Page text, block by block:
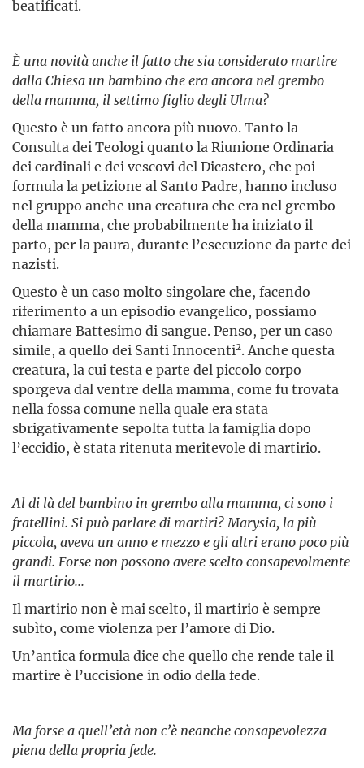
beatificati.
È una novità anche il fatto che sia considerato martire
dalla Chiesa un bambino che era ancora nel grembo
della mamma, il settimo figlio degli Ulma?
Questo è un fatto ancora più nuovo. Tanto la
Consulta dei Teologi quanto la Riunione Ordinaria
dei cardinali e dei vescovi del Dicastero, che poi
formula la petizione al Santo Padre, hanno incluso
nel gruppo anche una creatura che era nel grembo
della mamma, che probabilmente ha iniziato il
parto, per la paura, durante l’esecuzione da parte dei
nazisti.
Questo è un caso molto singolare che, facendo
riferimento a un episodio evangelico, possiamo
chiamare Battesimo di sangue. Penso, per un caso
simile, a quello dei Santi Innocenti2. Anche questa
creatura, la cui testa e parte del piccolo corpo
sporgeva dal ventre della mamma, come fu trovata
nella fossa comune nella quale era stata
sbrigativamente sepolta tutta la famiglia dopo
l’eccidio, è stata ritenuta meritevole di martirio.
Al di là del bambino in grembo alla mamma, ci sono i
fratellini. Si può parlare di martiri? Marysia, la più
piccola, aveva un anno e mezzo e gli altri erano poco più
grandi. Forse non possono avere scelto consapevolmente
il martirio...
Il martirio non è mai scelto, il martirio è sempre
subìto, come violenza per l’amore di Dio.
Un’antica formula dice che quello che rende tale il
martire è l’uccisione in odio della fede.
Ma forse a quell’età non c’è neanche consapevolezza
piena della propria fede.